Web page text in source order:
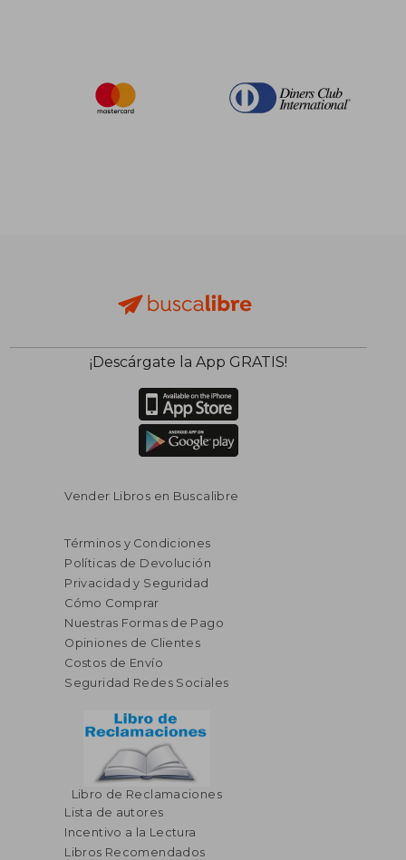
¡Descárgate la App GRATIS!
Vender Libros en Buscalibre
Términos y Condiciones
Políticas de Devolución
Privacidad y Seguridad
Cómo Comprar
Nuestras Formas de Pago
Opiniones de Clientes
Costos de Envío
Seguridad Redes Sociales
Libro de Reclamaciones
Lista de autores
Incentivo a la Lectura
Libros Recomendados